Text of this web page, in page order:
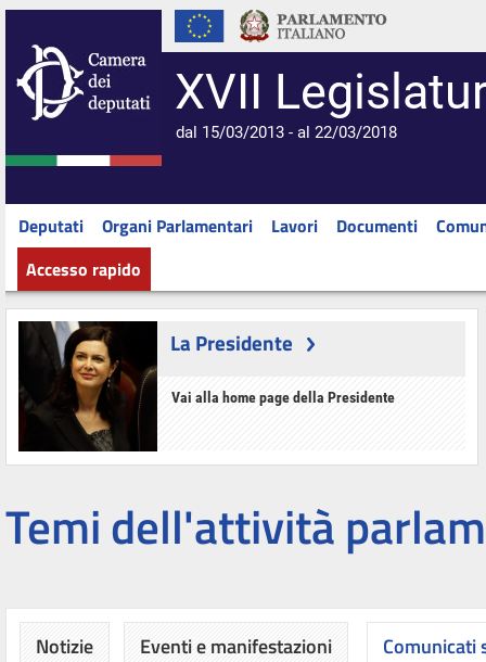
XVII
dal 15/03/2013 - al 22/03/2018
Deputati Organi Parlamentari Lavori Documenti
Accesso rapido
La Presidente
Vai alla home page della Presidente
Temi dell'attività
Notizie Eventi e manifestazioni Comunicati